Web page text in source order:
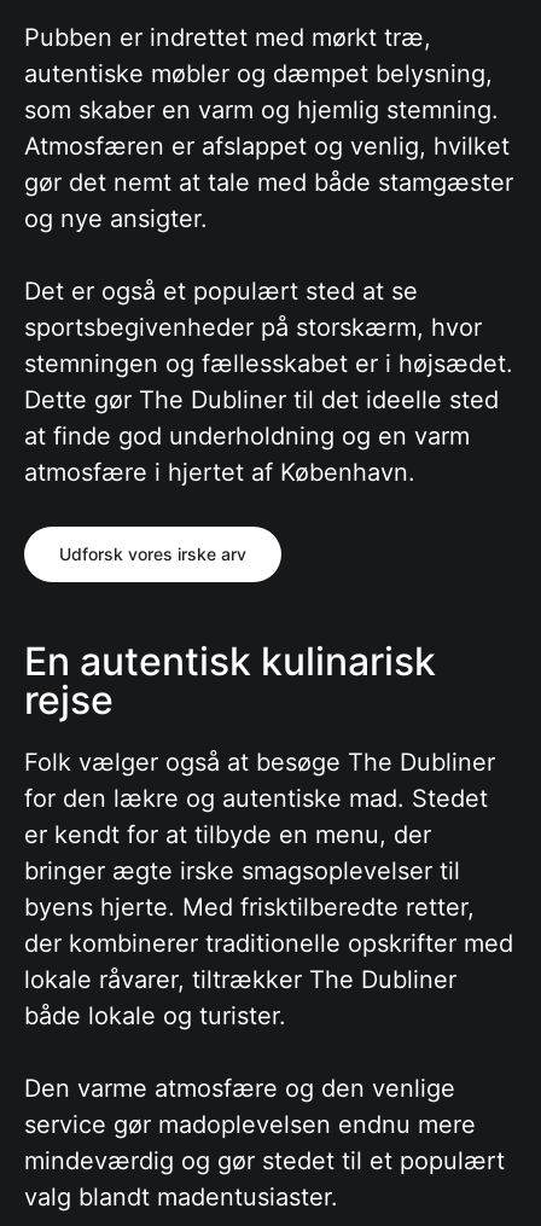
Pubben er indrettet med mørkt træ,
autentiske møbler og dæmpet belysning,
som skaber en varm og hjemlig stemning.
Atmosfæren er afslappet og venlig, hvilket
gør det nemt at tale med både stamgæster
og nye ansigter.
Det er også et populært sted at se
sportsbegivenheder på storskærm, hvor
stemningen og fællesskabet er i højsædet.
Dette gør The Dubliner til det ideelle sted
at finde god underholdning og en varm
atmosfære i hjertet af København.
Udforsk vores irske arv
En autentisk kulinarisk
rejse
Folk vælger også at besøge The Dubliner
for den lækre og autentiske mad. Stedet
er kendt for at tilbyde en menu, der
bringer ægte irske smagsoplevelser til
byens hjerte. Med frisktilberedte retter,
der kombinerer traditionelle opskrifter med
lokale råvarer, tiltrækker The Dubliner
både lokale og turister.
Den varme atmosfære og den venlige
service gør madoplevelsen endnu mere
mindeværdig og gør stedet til et populært
valg blandt madentusiaster.